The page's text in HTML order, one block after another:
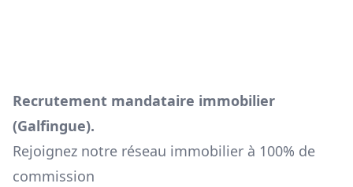
Recrutement mandataire immobilier
(Galfingue).
Rejoignez notre réseau immobilier à 100% de
commission